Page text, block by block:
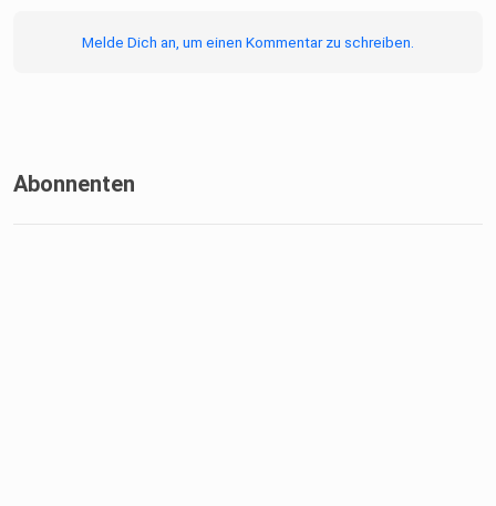
Melde Dich an, um einen Kommentar zu schreiben.
Abonnenten